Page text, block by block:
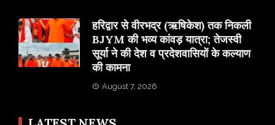
​हरिद्वार से वीरभद्र (ऋषिकेश) तक निकली
BJYM की भव्य कांवड़ यात्रा; तेजस्वी
सूर्या ने की देश व प्रदेशवासियों के कल्याण
की कामना
August 7, 2026